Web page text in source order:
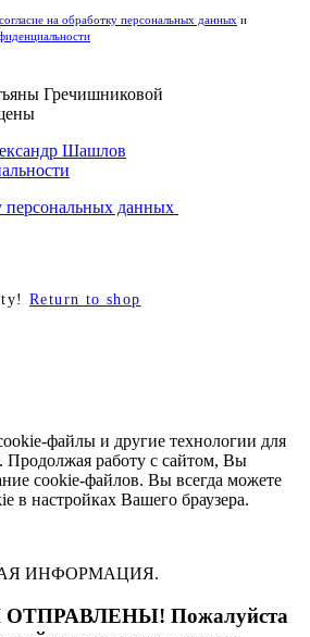
согласие на обработку персональных данных и
Гречишниковой
Шашлов
персональных данных
Return to shop
файлы и другие технологии для
Продолжая работу с сайтом, Вы
cookie-файлов. Вы всегда можете
в настройках Вашего браузера.
ИНФОРМАЦИЯ.
Пожалуйста